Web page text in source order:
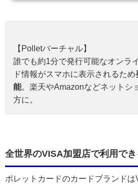
【Polletバーチャル】
誰でも約1分で発行可能なオンラ
ド情報がスマホに表示されるため
能。楽天やAmazonなどネットシ
方に。
全世界のVISA加盟店で利用でき
ポレットカードのカードブランドは